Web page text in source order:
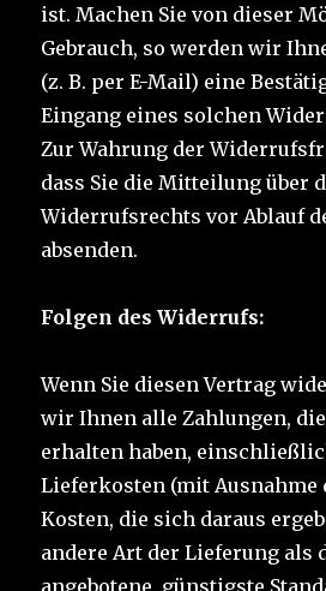
ist. Machen Sie von dieser
Gebrauch, so werden wir
(z. B. per E-Mail) eine
Eingang eines solchen
Zur Wahrung der
dass Sie die Mitteilung über
Widerrufsrechts vor Ablauf
absenden.
Folgen des Widerrufs:
Wenn Sie diesen Vertrag
wir Ihnen alle Zahlungen,
erhalten haben,
Lieferkosten (mit Ausnahme
Kosten, die sich daraus
andere Art der Lieferung als
angebotene, günstigste